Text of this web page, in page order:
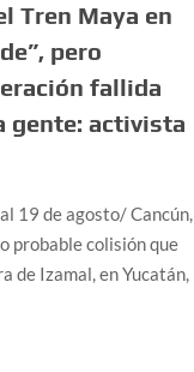
Tren Maya en
pero
fallida
gente: activista
19 de agosto/ Cancún,
probable colisión que
de Izamal, en Yucatán,